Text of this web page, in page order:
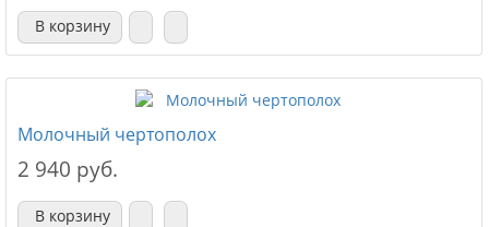
В корзину
Молочный чертополох
2 940 руб.
В корзину